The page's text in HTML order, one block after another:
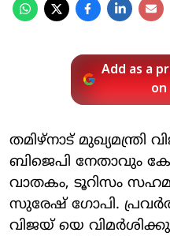
Add as a
on
തമിഴ്‌നാട്
ബിജെപി നേതാവും
വാതകം, ടൂറിസം
സുരേഷ് ഗോപി.
വിജയ് യെ